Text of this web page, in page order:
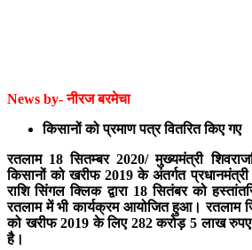
News by- नीरज बरमेचा
किसानों को प्रमाण पत्र वितरित किए गए
रतलाम 18 सितम्बर 2020/ मुख्यमंत्री
किसानों को खरीफ 2019 के अंतर्गत प्रधानमंत्री
राशि सिंगल क्लिक द्वारा 18 सितंबर को
रतलाम में भी कार्यक्रम आयोजित हुआ। रतलाम
को खरीफ 2019 के लिए 282 करोड़ 5 लाख रुपए
है।